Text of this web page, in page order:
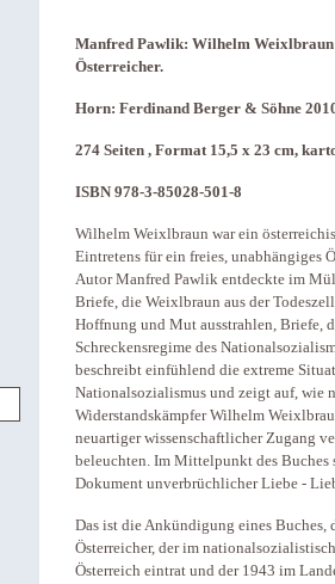
Manfred Pawlik: Wilhelm Weixlbraun
Österreicher.
Horn: Ferdinand Berger & Söhne
274 Seiten , Format 15,5 x 23 cm,
ISBN 978-3-85028-501-8
Wilhelm Weixlbraun war ein
Eintretens für ein freies, unabhängiges
Autor Manfred Pawlik entdeckte im
Briefe, die Weixlbraun aus der
Hoffnung und Mut ausstrahlen, Briefe,
Schreckensregime des
beschreibt einfühlend die extreme
Nationalsozialismus und zeigt auf, wie
Widerstandskämpfer Wilhelm
neuartiger wissenschaftlicher Zugang
beleuchten. Im Mittelpunkt des Buches
Dokument unverbrüchlicher Liebe -
Das ist die Ankündigung eines Buches,
Österreicher, der im
Österreich eintrat und der 1943 im